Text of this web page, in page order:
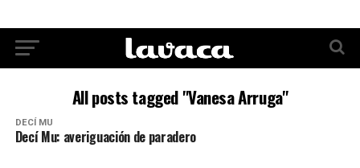
All posts tagged "Vanesa Arruga"
DECÍ MU
Decí Mu: averiguación de paradero